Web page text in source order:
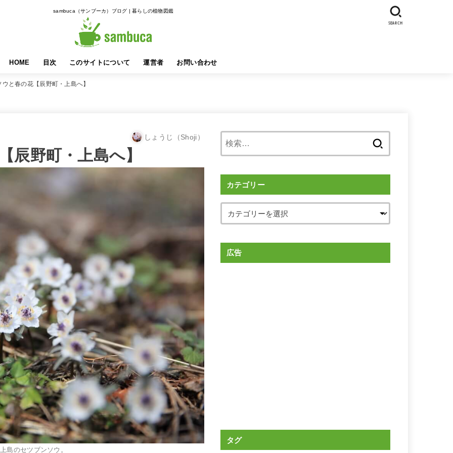
sambuca（サンブーカ）ブログ | 暮らしの植物図鑑
HOME 目次 このサイトについて 運営者 お問い合わせ
SEARCH
ウと春の花【辰野町・上島へ】
しょうじ（Shoji）
辰野町・上島へ】
島のセツブンソウ。
カテゴリー
広告
タグ